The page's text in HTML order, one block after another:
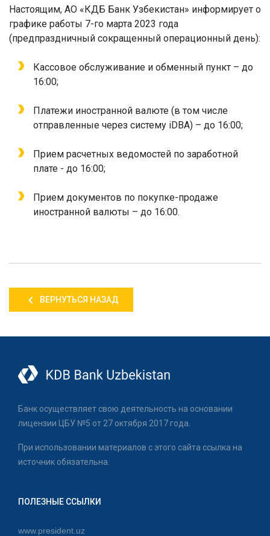
Настоящим, АО «КДБ Банк Узбекистан» информирует о
графике работы 7-го марта 2023 года
(предпраздничный сокращенный операционный день):
Кассовое обслуживание и обменный пункт – до
16:00;
Платежи иностранной валюте (в том числе
отправленные через систему iDBA) – до 16:00;
Прием расчетных ведомостей по заработной
плате - до 16:00;
Прием документов по покупке-продаже
иностранной валюты – до 16:00.
ВЕРНУТЬСЯ НАЗАД
Банк осуществляет свою деятельность на основании
лицензии ЦБУ №5 от 27 октября 2017 года.
При использовании материалов с этого сайта ссылка на
источник обязательна.
ПОЛЕЗНЫЕ ССЫЛКИ
www.president.uz